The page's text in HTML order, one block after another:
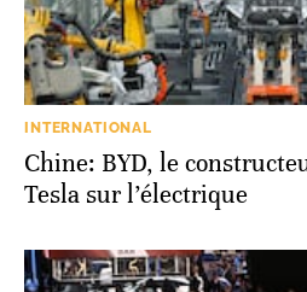
INTERNATIONAL
Chine: BYD, le
Tesla sur l’électrique